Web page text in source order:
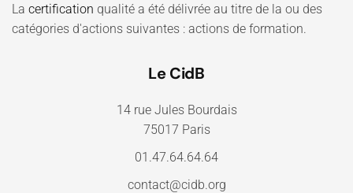
La certification qualité a été délivrée au titre de la ou des
catégories d'actions suivantes : actions de formation.
Le CidB
14 rue Jules Bourdais
75017 Paris
01.47.64.64.64
contact@cidb.org